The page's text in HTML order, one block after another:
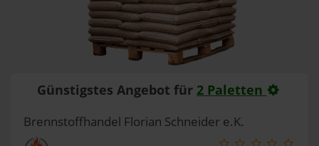
Günstigstes Angebot für 2 Paletten
Brennstoffhandel Florian Schneider e.K.